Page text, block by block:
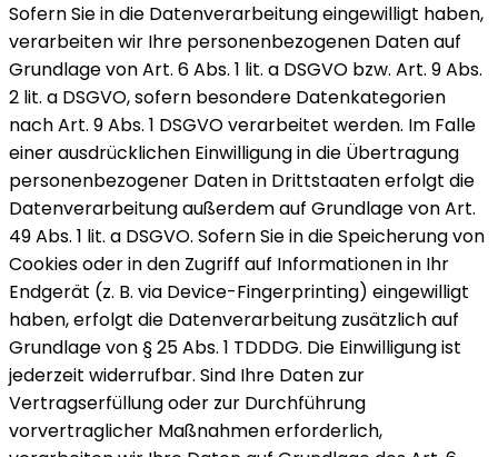
Sofern Sie in die Datenverarbeitung eingewilligt haben,
verarbeiten wir Ihre personenbezogenen Daten auf
Grundlage von Art. 6 Abs. 1 lit. a DSGVO bzw. Art. 9 Abs.
2 lit. a DSGVO, sofern besondere Datenkategorien
nach Art. 9 Abs. 1 DSGVO verarbeitet werden. Im Falle
einer ausdrücklichen Einwilligung in die Übertragung
personenbezogener Daten in Drittstaaten erfolgt die
Datenverarbeitung außerdem auf Grundlage von Art.
49 Abs. 1 lit. a DSGVO. Sofern Sie in die Speicherung von
Cookies oder in den Zugriff auf Informationen in Ihr
Endgerät (z. B. via Device-Fingerprinting) eingewilligt
haben, erfolgt die Datenverarbeitung zusätzlich auf
Grundlage von § 25 Abs. 1 TDDDG. Die Einwilligung ist
jederzeit widerrufbar. Sind Ihre Daten zur
Vertragserfüllung oder zur Durchführung
vorvertraglicher Maßnahmen erforderlich,